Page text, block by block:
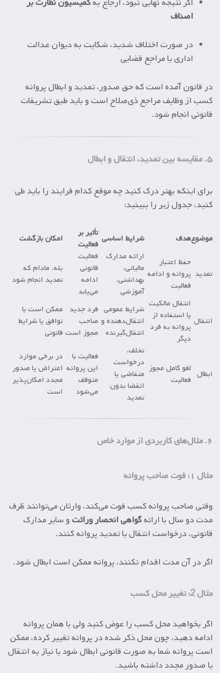
اصناف
در صورت اختلاف شدید، شکایت به دیوان عدالت
اداری یا مراجع قضایی
در قانون آمده است که حق صدور، تمدید و ابطال پروانه
کسب از وظایف مراجع ذی‌صلاح است و باید طبق تشریفات
قانونی انجام شود.
۵. مقایسه بین تمدید، انتقال و ابطال
برای اینکه بهتر درک کنید چه موقع کدام فرایند را باید طی
کنید، جدول زیر را ببینید:
موضوعهدف شرایط اساسی تأثیر بر
فعالیت
امکان بازگشت
تمدید
حفظ اعتبار
پروانه و ادامه
فعالیت
ارائه مدارک
مالیاتی،
بهداشتی،
آموزشی
فعالیت
قانونی
ادامه
می‌یابد
بله، مادام که
تمدید انجام شود
انتقال
انتقال مالکیت
یا استفاده از
پروانه به فرد
دیگر
شرایط عمومی
انتقال‌دهنده و
انتقال‌گیرنده
فرد جدید
صاحب
مجوز است
ممکن است با
توافق یا شرایط
قانونی
ابطال لغو کامل مجوز
فعالیت
تخلف،
درخواست
متقاضی یا
انقضا بدون
تمدید
فعالیت با
این پروانه
متوقف
می‌شود
در برخی موارد
اعتراض یا صدور
مجدد امکان‌پذیر
است
۶. مثال‌های کاربردی از موارد خاص
مثال ۱: فوت صاحب پروانه
وقتی صاحب پروانه کسب فوت می‌کند، وارثان می‌توانند ظرف
مدت دو سال با ارائهگواهی انحصار وراثت و سایر مدارک
قانونی، درخواست انتقال یا تمدید پروانه کنند.
اگر در آن مدت اقدام نکنند، پروانه ممکن است ابطال شود.
مثال 2: تغییر محل کسب
اگر بخواهید محل کسب را عوض کنید ولی با همان پروانه
ادامه دهید، چون محل ذکر شده در پروانه تغییر کرده، ممکن
است پروانه شما به صورت قانونی ابطال شود یا نیاز به انتقال
یا صدور مجدد داشته باشید.